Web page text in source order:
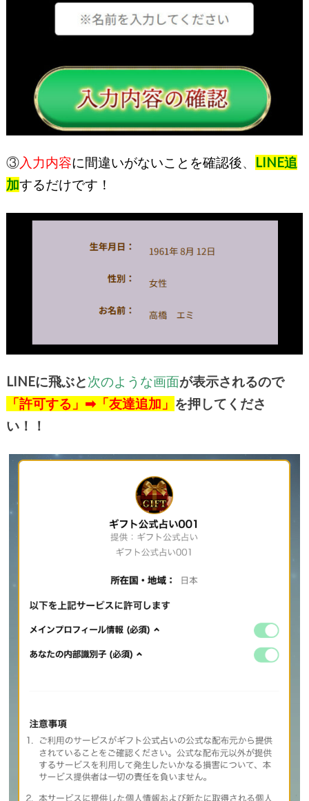
③入力内容に間違いがないことを確認後、 LINE追
加するだけです！
LINEに飛ぶと次のような画面が表示されるので
「許可する」➡「友達追加」 を押してくださ
い！！